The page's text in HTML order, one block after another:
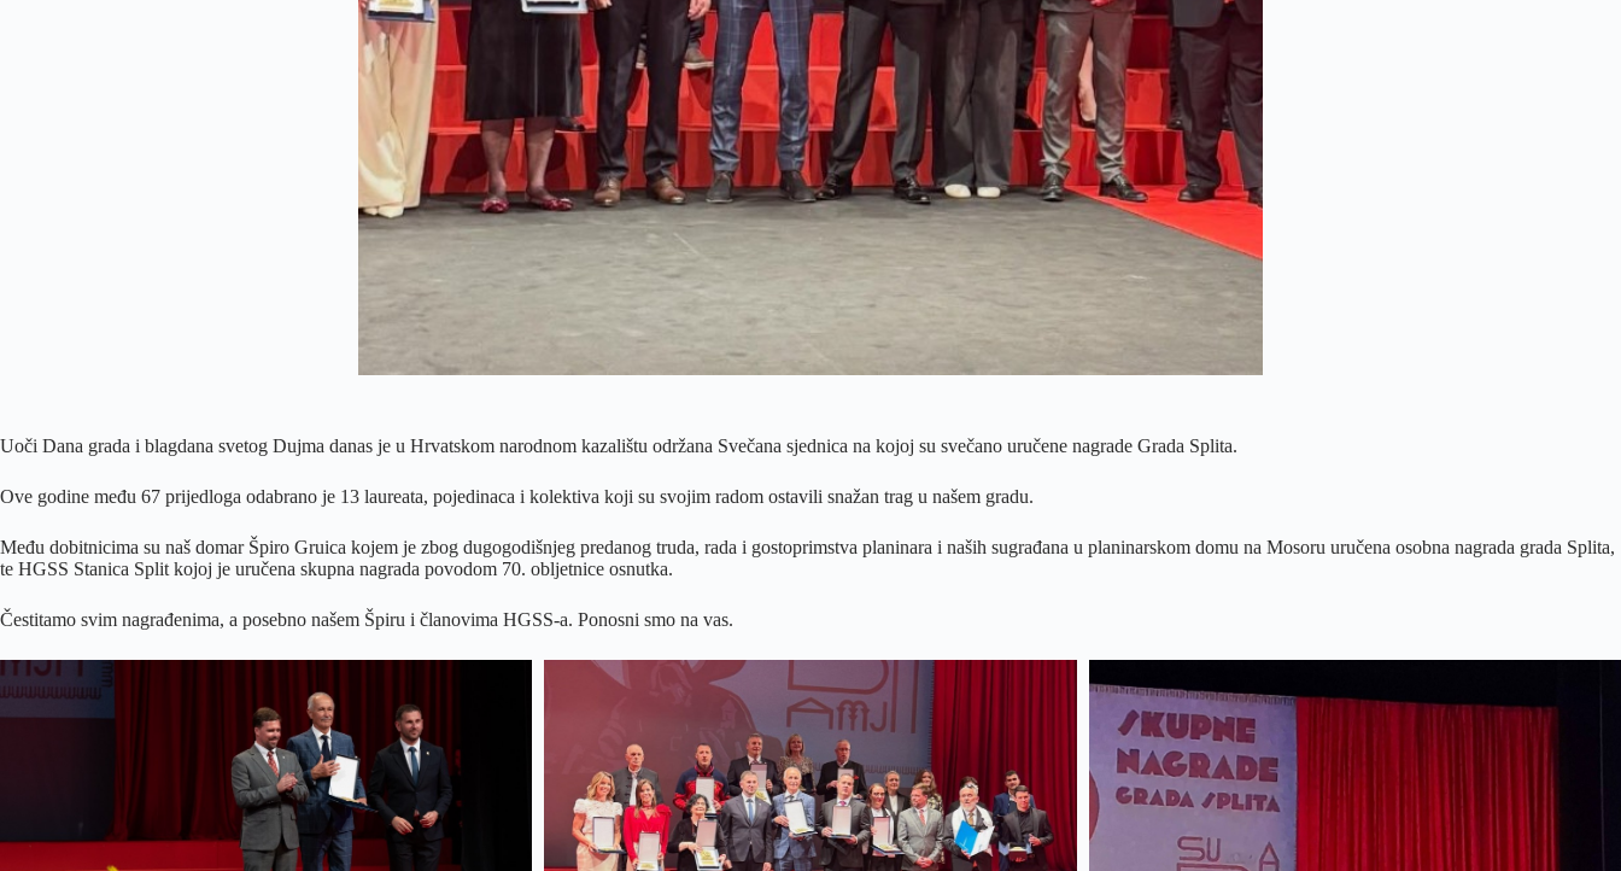
Uoči Dana grada i blagdana svetog Dujma danas je u Hrvatskom narodnom kazalištu održana Svečana sjednica na kojoj su svečano uručene nagrade Grada Splita.
Ove godine među 67 prijedloga odabrano je 13 laureata, pojedinaca i kolektiva koji su svojim radom ostavili snažan trag u našem gradu.
Među dobitnicima su naš domar Špiro Gruica kojem je zbog dugogodišnjeg predanog truda, rada i gostoprimstva planinara i naših sugrađana u planinarskom domu na Mosoru uručena osobna nagrada grada Splita,
te HGSS Stanica Split kojoj je uručena skupna nagrada povodom 70. obljetnice osnutka.
Čestitamo svim nagrađenima, a posebno našem Špiru i članovima HGSS-a. Ponosni smo na vas.